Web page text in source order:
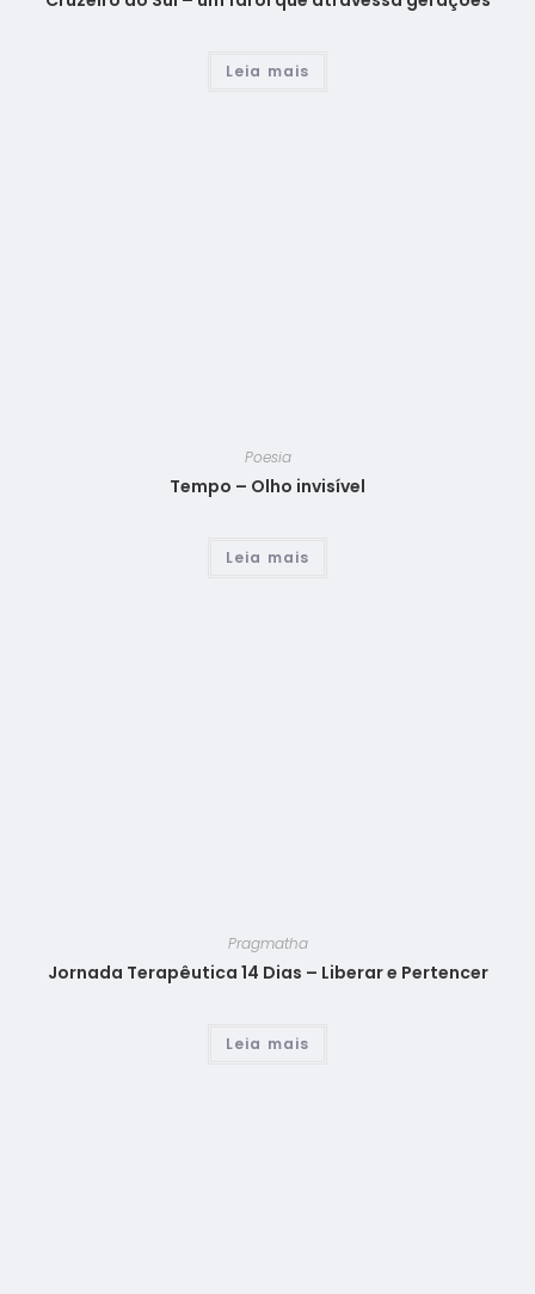
Leia mais
Poesia
Tempo – Olho invisível
Leia mais
Pragmatha
Jornada Terapêutica 14 Dias – Liberar e Pertencer
Leia mais